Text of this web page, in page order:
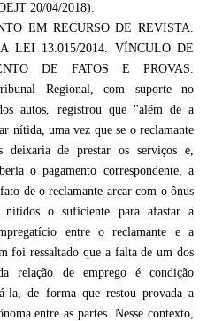
20/04/2018).
EM RECURSO DE REVISTA.
LEI 13.015/2014. VÍNCULO DE
DE FATOS E PROVAS.
Regional, com suporte no
autos, registrou que "além de a
nítida, uma vez que se o reclamante
deixaria de prestar os serviços e,
o pagamento correspondente, a
de o reclamante arcar com o ônus
nítidos o suficiente para afastar a
entre o reclamante e a
foi ressaltado que a falta de um dos
relação de emprego é condição
la, de forma que restou provada a
entre as partes. Nesse contexto,